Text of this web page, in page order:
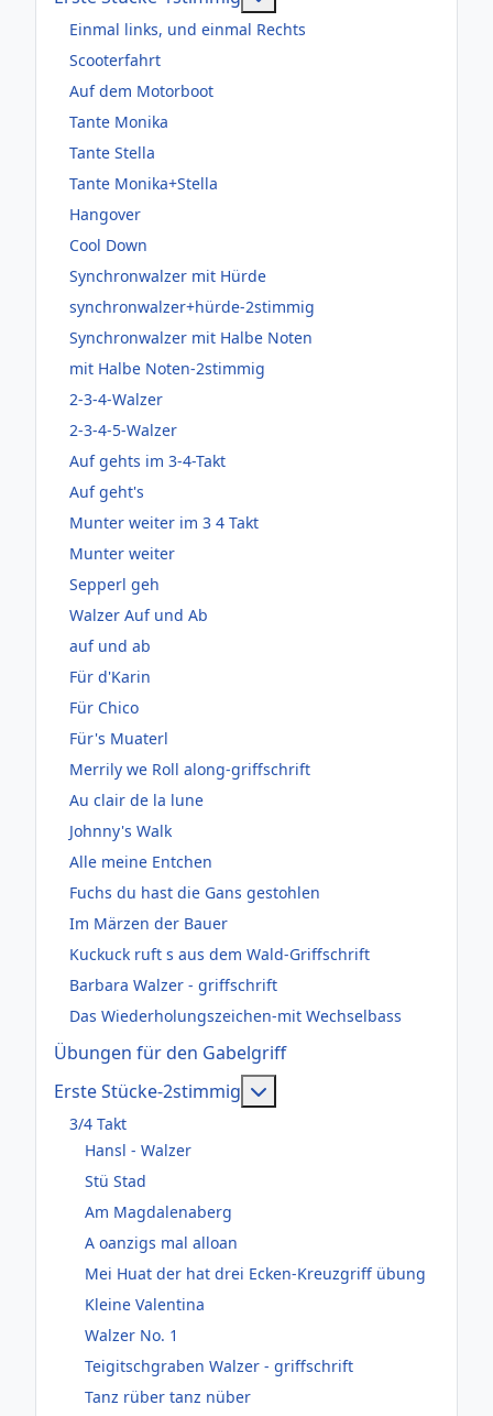
Einmal links, und einmal Rechts
Scooterfahrt
Auf dem Motorboot
Tante Monika
Tante Stella
Tante Monika+Stella
Hangover
Cool Down
Synchronwalzer mit Hürde
synchronwalzer+hürde-2stimmig
Synchronwalzer mit Halbe Noten
mit Halbe Noten-2stimmig
2-3-4-Walzer
2-3-4-5-Walzer
Auf gehts im 3-4-Takt
Auf geht's
Munter weiter im 3 4 Takt
Munter weiter
Sepperl geh
Walzer Auf und Ab
auf und ab
Für d'Karin
Für Chico
Für's Muaterl
Merrily we Roll along-griffschrift
Au clair de la lune
Johnny's Walk
Alle meine Entchen
Fuchs du hast die Gans gestohlen
Im Märzen der Bauer
Kuckuck ruft s aus dem Wald-Griffschrift
Barbara Walzer - griffschrift
Das Wiederholungszeichen-mit Wechselbass
Übungen für den Gabelgriff
Erste Stücke-2stimmig
3/4 Takt
Hansl - Walzer
Stü Stad
Am Magdalenaberg
A oanzigs mal alloan
Mei Huat der hat drei Ecken-Kreuzgriff übung
Kleine Valentina
Walzer No. 1
Teigitschgraben Walzer - griffschrift
Tanz rüber tanz nüber